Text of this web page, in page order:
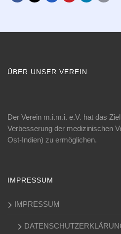
ÜBER UNSER VEREIN
Der Verein m.i.m.i. e.V. hat das
Verbesserung der medizinischen
Ost-Indien) zu ermöglichen.
IMPRESSUM
IMPRESSUM